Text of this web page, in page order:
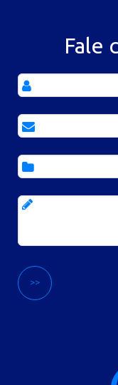
Fale